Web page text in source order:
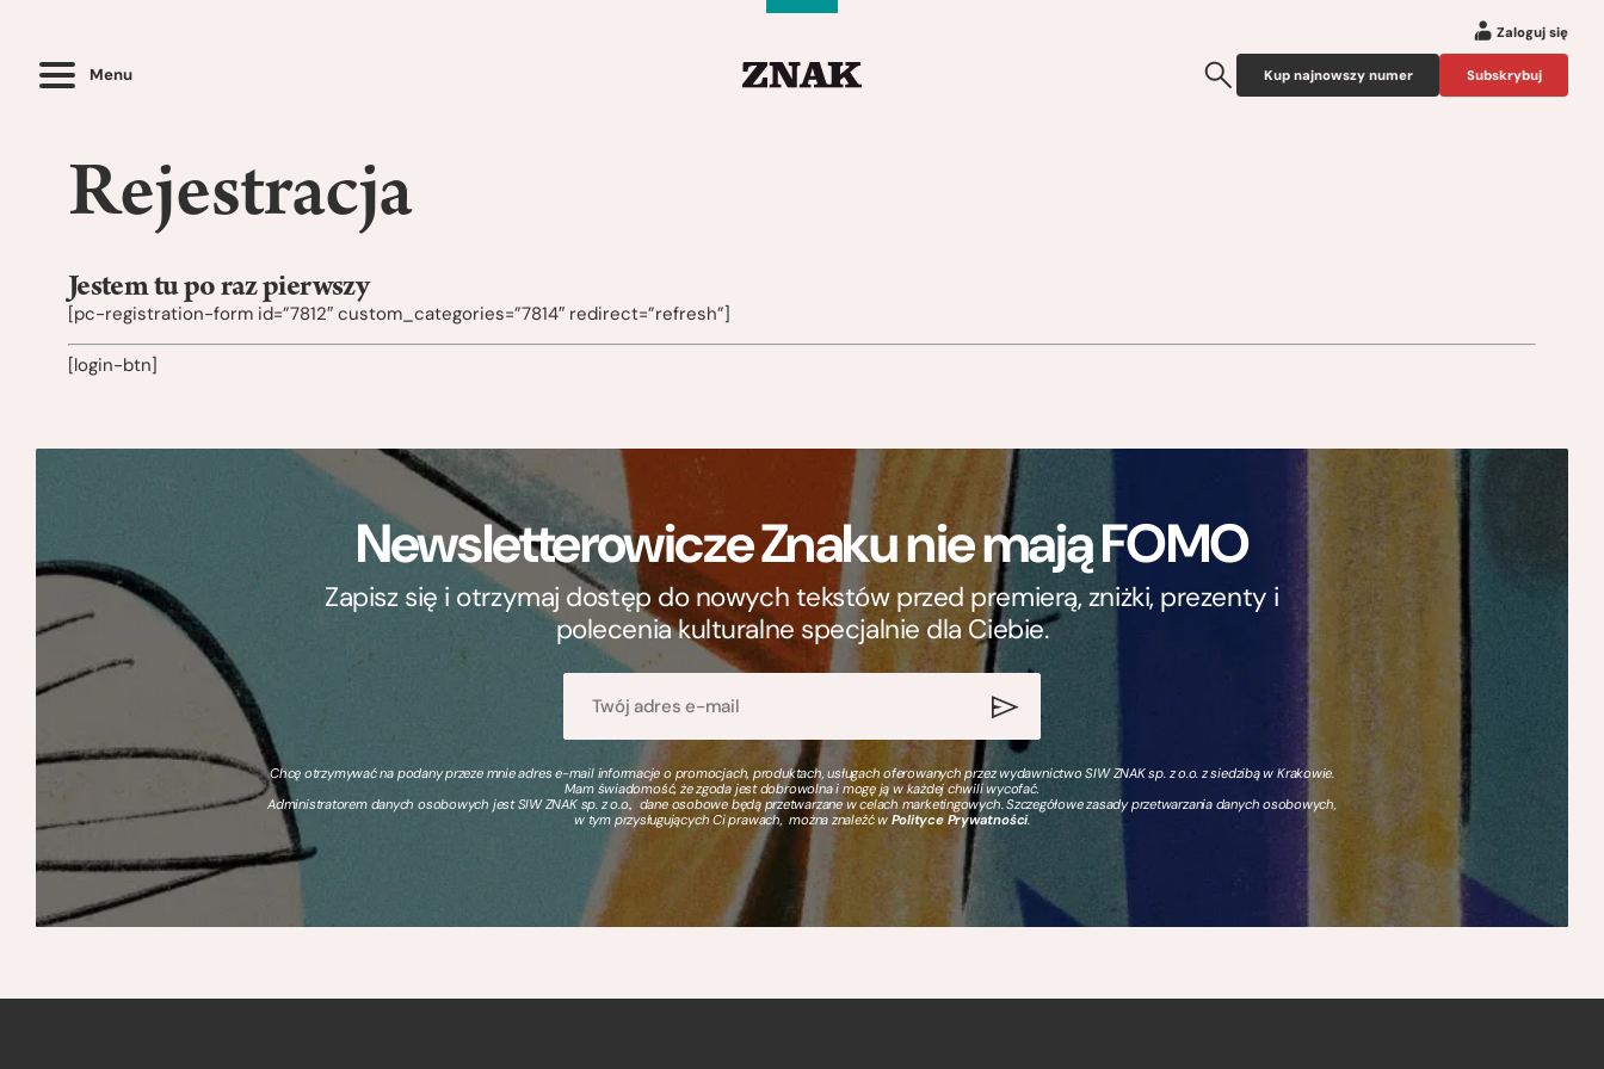
Menu
Zaloguj się
Kup najnowszy numer Subskrybuj
Rejestracja
Jestem tu po raz pierwszy
[pc-registration-form id=”7812″ custom_categories=”7814″ redirect=”refresh”]
[login-btn]
Newsletterowicze Znaku nie mają FOMO
Zapisz się i otrzymaj dostęp do nowych tekstów przed premierą, zniżki, prezenty i
polecenia kulturalne specjalnie dla Ciebie.
Chcę otrzymywać na podany przeze mnie adres e-mail informacje o promocjach, produktach, usługach oferowanych przez wydawnictwo SIW ZNAK sp. z o.o. z siedzibą w Krakowie.
Mam świadomość, że zgoda jest dobrowolna i mogę ją w każdej chwili wycofać.
Administratorem danych osobowych jest SIW ZNAK sp. z o.o., dane osobowe będą przetwarzane w celach marketingowych. Szczegółowe zasady przetwarzania danych osobowych,
w tym przysługujących Ci prawach, można znaleźć wPolityce Prywatności.